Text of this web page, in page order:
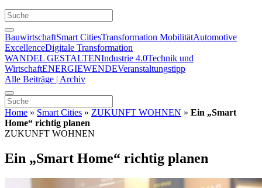
BauwirtschaftSmart CitiesTransformation MobilitätAutomotive
ExcellenceDigitale Transformation
WANDEL GESTALTENIndustrie 4.0Technik und
WirtschaftENERGIEWENDEVeranstaltungstipp
Alle Beiträge | Archiv
Home » Smart Cities » ZUKUNFT WOHNEN » Ein „Smart
Home“ richtig planen
ZUKUNFT WOHNEN
Ein „Smart Home“ richtig planen